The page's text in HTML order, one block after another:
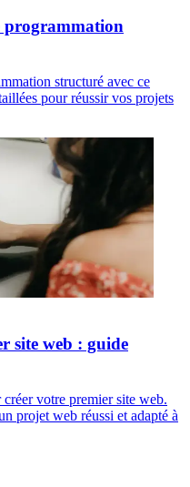
programmation
structuré avec ce
pour réussir vos projets
site web : guide
votre premier site web.
projet web réussi et adapté à